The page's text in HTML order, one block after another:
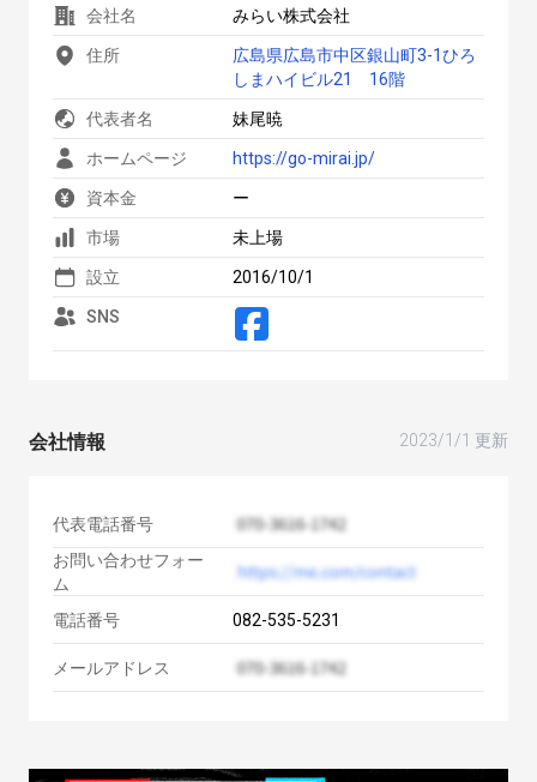
会社名 みらい株式会社
住所
広島県広島市中区銀山町3-1ひろ
しまハイビル21 16階
代表者名 妹尾暁
ホームページ https://go-mirai.jp/
資本金 ー
市場 未上場
設立 2016/10/1
SNS
会社情報 2023/1/1 更新
代表電話番号
お問い合わせフォー
ム
電話番号
082-535-5231
メールアドレス